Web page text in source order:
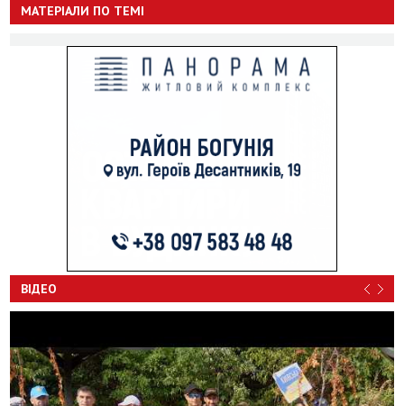
МАТЕРІАЛИ ПО ТЕМІ
ВІДЕО